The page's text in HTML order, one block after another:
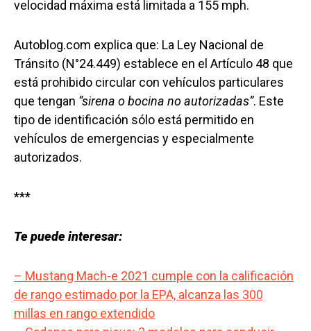
velocidad máxima está limitada a 155 mph.
Autoblog.com explica que: La Ley Nacional de
Tránsito (N°24.449) establece en el Artículo 48 que
está prohibido circular con vehículos particulares
que tengan “sirena o bocina no autorizadas”. Este
tipo de identificación sólo está permitido en
vehículos de emergencias y especialmente
autorizados.
***
Te puede interesar:
– Mustang Mach-e 2021 cumple con la calificación
de rango estimado por la EPA, alcanza las 300
millas en rango extendido